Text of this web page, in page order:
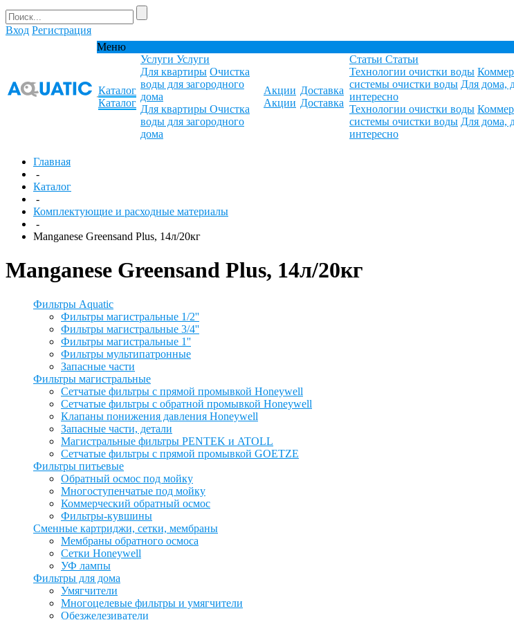
Вход Регистрация
Меню
Каталог
Каталог
Услуги Услуги
Для квартиры Очистка
воды для загородного
дома
Для квартиры Очистка
воды для загородного
дома
Акции
Акции
Доставка
Доставка
Статьи Статьи
Технологии очистки воды
системы очистки воды Для дома,
интересно
Технологии очистки воды
системы очистки воды Для дома,
интересно
Главная
-
Каталог
-
Комплектующие и расходные материалы
-
Manganese Greensand Plus, 14л/20кг
Manganese Greensand Plus, 14л/20кг
Фильтры Aquatic
Фильтры магистральные 1/2''
Фильтры магистральные 3/4''
Фильтры магистральные 1''
Фильтры мультипатронные
Запасные части
Фильтры магистральные
Сетчатые фильтры с прямой промывкой Honeywell
Сетчатые фильтры с обратной промывкой Honeywell
Клапаны понижения давления Honeywell
Запасные части, детали
Магистральные фильтры PENTEK и ATOLL
Сетчатые фильтры с прямой промывкой GOETZE
Фильтры питьевые
Обратный осмос под мойку
Многоступенчатые под мойку
Коммерческий обратный осмос
Фильтры-кувшины
Сменные картриджи, сетки, мембраны
Мембраны обратного осмоса
Сетки Honeywell
УФ лампы
Фильтры для дома
Умягчители
Многоцелевые фильтры и умягчители
Обезжелезиватели